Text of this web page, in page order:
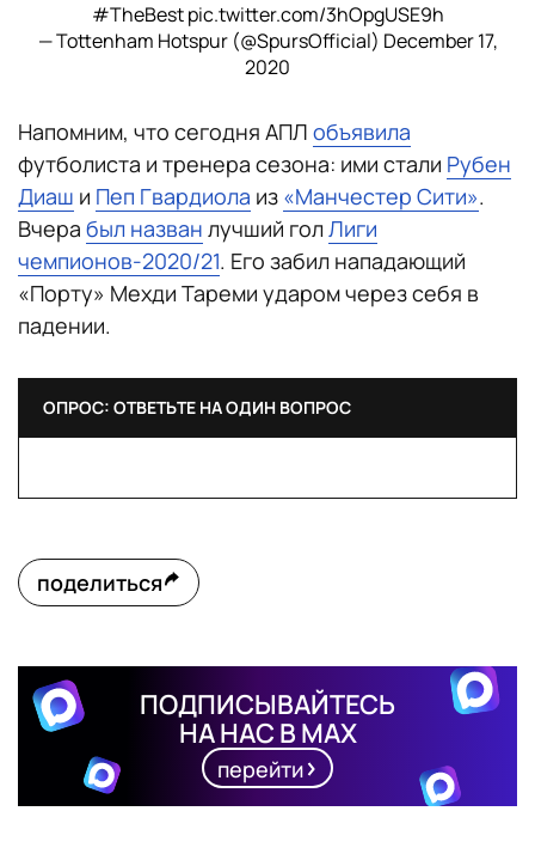
#TheBest pic.twitter.com/3hOpgUSE9h
— Tottenham Hotspur (@SpursOfficial) December 17,
2020
Напомним, что сегодня АПЛ объявила
футболиста и тренера сезона: ими стали Рубен
Диаш и Пеп Гвардиола из «Манчестер Сити».
Вчера был назван лучший голЛиги
чемпионов-2020/21. Его забил нападающий
«Порту» Мехди Тареми ударом через себя в
падении.
ОПРОС: ОТВЕТЬТЕ НА ОДИН ВОПРОС
поделиться
ПОДПИСЫВАЙТЕСЬ
НА НАС В MAX
перейти